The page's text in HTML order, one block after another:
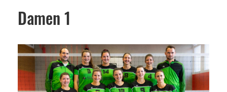
Damen 1